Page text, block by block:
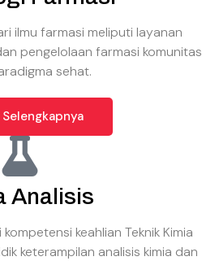
ilmu farmasi meliputi layanan
pengelolaan farmasi komunitas
sehat.
Analisis
keahlian Teknik Kimia
keterampilan analisis kimia dan